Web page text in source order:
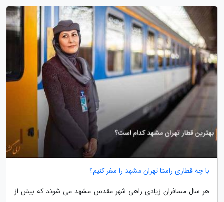
با چه قطاری راستا تهران مشهد را سفر کنیم؟
هر سال مسافران زیادی راهی شهر مقدس مشهد می شوند که بیش از